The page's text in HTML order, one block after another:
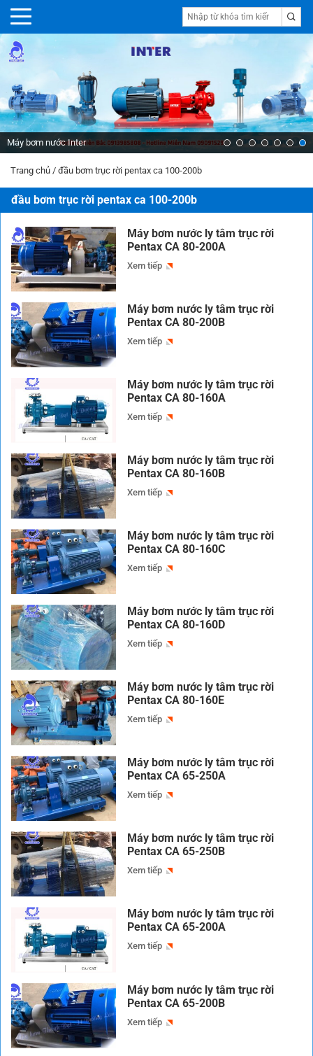
Máy bơm nước Inter
Trang chủ / đầu bơm trục rời pentax ca 100-200b
đầu bơm trục rời pentax ca 100-200b
Máy bơm nước ly tâm trục rời
Pentax CA 80-200A
Xem tiếp
Máy bơm nước ly tâm trục rời
Pentax CA 80-200B
Xem tiếp
Máy bơm nước ly tâm trục rời
Pentax CA 80-160A
Xem tiếp
Máy bơm nước ly tâm trục rời
Pentax CA 80-160B
Xem tiếp
Máy bơm nước ly tâm trục rời
Pentax CA 80-160C
Xem tiếp
Máy bơm nước ly tâm trục rời
Pentax CA 80-160D
Xem tiếp
Máy bơm nước ly tâm trục rời
Pentax CA 80-160E
Xem tiếp
Máy bơm nước ly tâm trục rời
Pentax CA 65-250A
Xem tiếp
Máy bơm nước ly tâm trục rời
Pentax CA 65-250B
Xem tiếp
Máy bơm nước ly tâm trục rời
Pentax CA 65-200A
Xem tiếp
Máy bơm nước ly tâm trục rời
Pentax CA 65-200B
Xem tiếp